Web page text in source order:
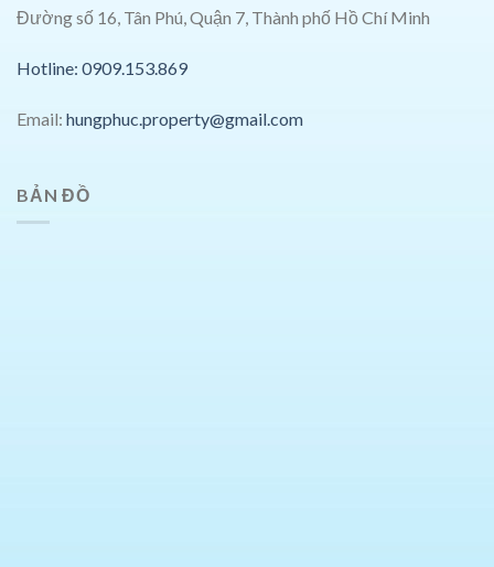
Đường số 16, Tân Phú, Quận 7, Thành phố Hồ Chí Minh
Hotline: 0909.153.869
Email: hungphuc.property@gmail.com
BẢN ĐỒ